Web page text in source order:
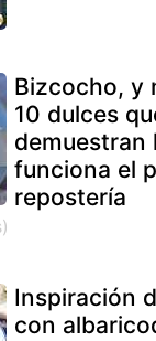
Bizcocho, y
10 dulces
demuestran
funciona el
repostería
Inspiración
con